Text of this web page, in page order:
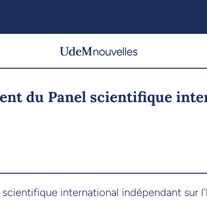
du Panel scientifique
international indépendant sur